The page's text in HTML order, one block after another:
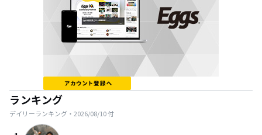
ランキング
デイリーランキング・ 2026/08/10付